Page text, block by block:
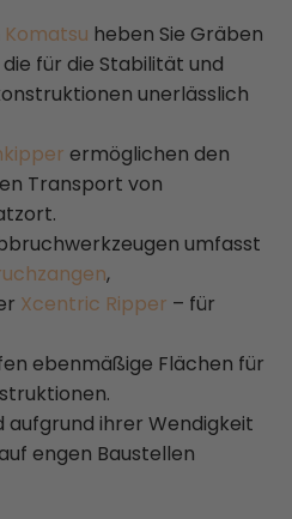
Komatsu heben Sie Gräben
für die Stabilität und
unerlässlich
ermöglichen den
Transport von
umfasst
,
Xcentric Ripper – für
ebenmäßige Flächen für
aufgrund ihrer Wendigkeit
engen Baustellen